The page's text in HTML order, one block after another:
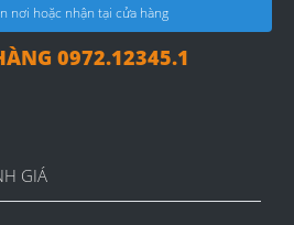
nơi hoặc nhận tại cửa hàng
0972.12345.1
GIÁ